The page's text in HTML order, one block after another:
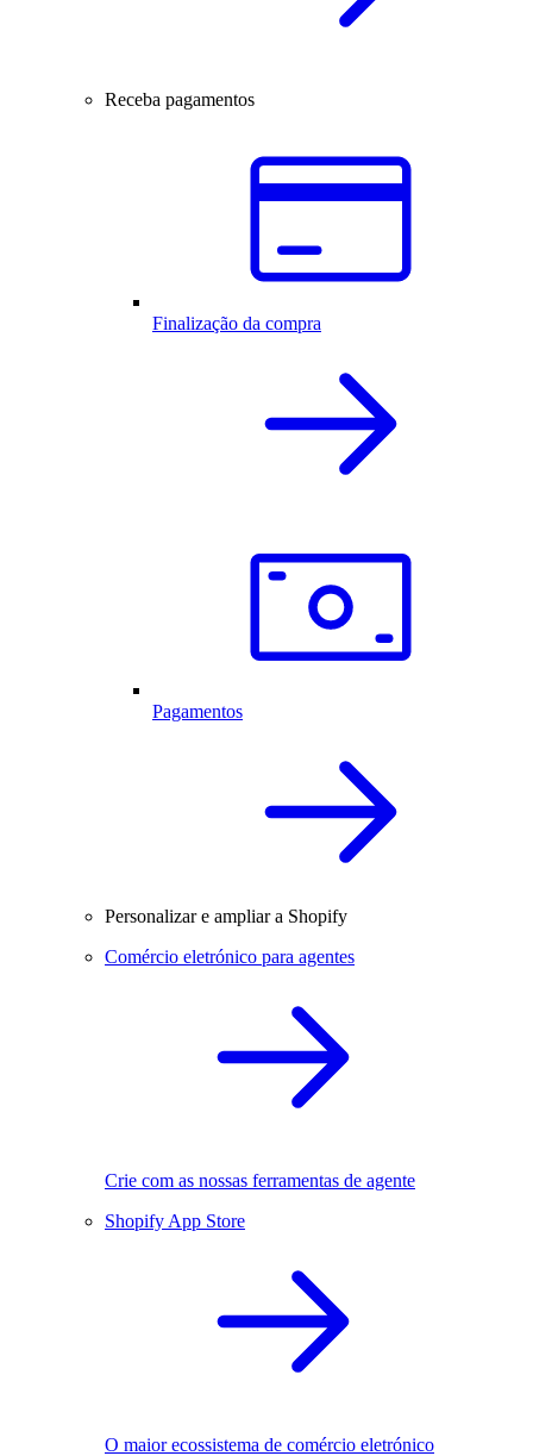
Receba pagamentos
Finalização da compra
Pagamentos
Personalizar e ampliar a Shopify
Comércio eletrónico para agentes
Crie com as nossas ferramentas de agente
Shopify App Store
O maior ecossistema de comércio eletrónico